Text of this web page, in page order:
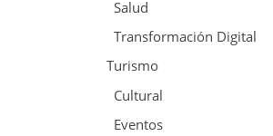
Salud
Transformación Digital
Turismo
Cultural
Eventos